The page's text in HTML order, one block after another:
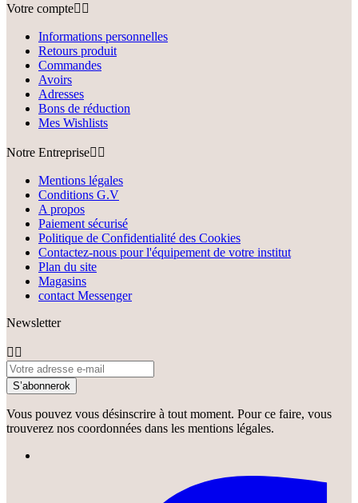
Votre compte 
Informations personnelles
Retours produit
Commandes
Avoirs
Adresses
Bons de réduction
Mes Wishlists
Notre Entreprise 
Mentions légales
Conditions G.V
A propos
Paiement sécurisé
Politique de Confidentialité des Cookies
Contactez-nous pour l'équipement de votre institut
Plan du site
Magasins
contact Messenger
Newsletter
 
S’abonnerok
Vous pouvez vous désinscrire à tout moment. Pour ce faire, vous
trouverez nos coordonnées dans les mentions légales.